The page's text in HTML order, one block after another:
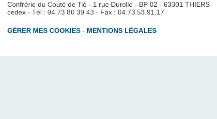
Confrérie du Couté de Tié - 1 rue Durolle - BP 02 - 63301 THIERS
cedex - Tél : 04 73 80 39 43 - Fax : 04.73.53.91.17
GÉRER MES COOKIES - MENTIONS LÉGALES